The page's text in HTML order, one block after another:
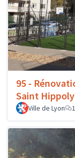
95 -
Saint
Ville de Lyon 1